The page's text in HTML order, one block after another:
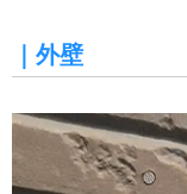
｜外壁